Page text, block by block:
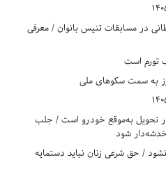
در مسابقات تنیس بانوان / معرفی
تورم است
به سمت سکوهای ملی
تحویل به‌موقع خودرو است / جلب
خدشه‌دار شود
/ حق شرعی زنان نباید دستمایه